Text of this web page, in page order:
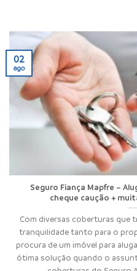
Seguro Fiança Mapfre –
cheque caução +
Com diversas coberturas que
tranquilidade tanto para o
procura de um imóvel para
ótima solução quando o
02
ago